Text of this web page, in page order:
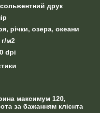
друк
річки, озера, океани
г/м2
dpi
максимум 120,
за бажанням клієнта